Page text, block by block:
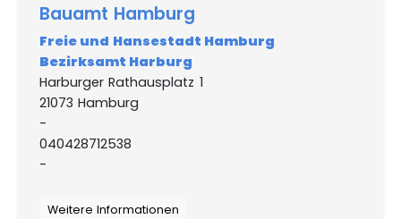
Bauamt Hamburg
Freie und Hansestadt Hamburg
Bezirksamt Harburg
Harburger Rathausplatz 1
21073 Hamburg
-
040428712538
-
Weitere Informationen